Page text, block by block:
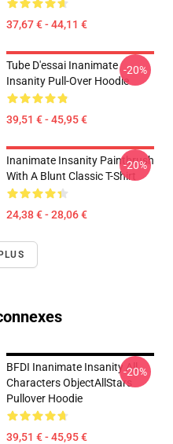
37,67 € - 44,11 €
Tube D'essai Inanimate
Insanity Pull-Over Hoodie
39,51 € - 45,95 €
-20%
Inanimate Insanity Paintbrush
With A Blunt Classic T-Shirt
24,38 € - 28,06 €
-20%
BFDI Inanimate Insanity All
Characters ObjectAllStars
Pullover Hoodie
39,51 € - 45,95 €
-20%